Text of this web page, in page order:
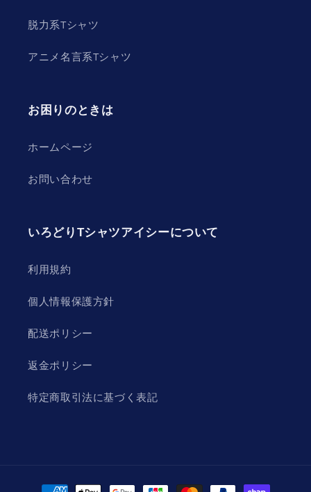
脱力系Tシャツ
アニメ名言系Tシャツ
お困りのときは
ホームページ
お問い合わせ
いろどりTシャツアイシーについて
利用規約
個人情報保護方針
配送ポリシー
返金ポリシー
特定商取引法に基づく表記